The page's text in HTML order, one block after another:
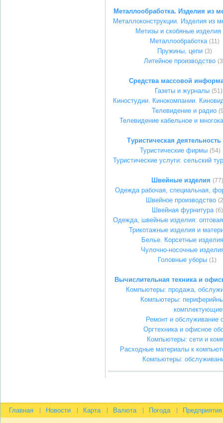
Металлообработка. Изделия из
Металлоконструкции. Изделия из
Метизы и скобяные изделия
Металлообработка (11)
Пружины, цепи (3)
Литейное производство
Средства массовой
Газеты и журналы (51)
Киностудии. Кинокомпании.
Телевидение и радио
Телевидение кабельное и
Туристическая деятельность
Туристические фирмы (54)
Туристические услуги: сельский
Швейные изделия (77)
Одежда рабочая, специальная,
Швейное производство
Швейная фурнитура (6)
Одежда, швейные изделия: оптовая
Трикотажные изделия и
Белье. Корсетные изделия
Чулочно-носочные
Головные уборы (1)
Вычислительная техника и
Компьютеры: продажа,
Компьютеры:
комплектующие
Ремонт и обслуживание
Оргтехника и офисное
Компьютеры: сети и
Расходные материалы к
Компьютеры:
Главная Новости Карта Валюта Погода Предприятия